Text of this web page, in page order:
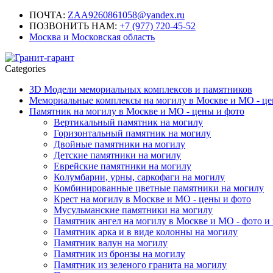
ПОЧТА: ZAA9260861058@yandex.ru
ПОЗВОНИТЬ НАМ: +7 (977) 720-45-52
Москва и Московская область
Categories
3D Модели мемориальных комплексов и памятников
Мемориальные комплексы на могилу в Москве и МО -
Памятник на могилу в Москве и МО - цены и фото
Вертикальный памятник на могилу
Горизонтальный памятник на могилу
Двойные памятники на могилу
Детские памятники на могилу
Еврейские памятники на могилу
Колумбарии, урны, саркофаги на могилу
Комбинированные цветные памятники на могилу
Крест на могилу в Москве и МО - цены и фото
Мусульманские памятники на могилу
Памятник ангел на могилу в Москве и МО - фото и
Памятник арка и в виде колонны на могилу
Памятник валун на могилу
Памятник из бронзы на могилу
Памятник из зеленого гранита на могилу